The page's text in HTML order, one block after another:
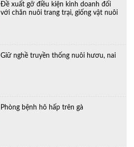
Đề xuất gỡ điều kiện kinh doanh đối
với chăn nuôi trang trại, giống vật nuôi
Giữ nghề truyền thống nuôi hươu, nai
Phòng bệnh hô hấp trên gà